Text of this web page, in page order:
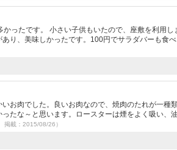
ったです。 小さい子供もいたので、座敷を利用し
り、美味しかったです。100円でサラダバーも食べ
お肉でした。良いお肉なので、焼肉のたれが一種
たな～と思います。ロースターは煙をよく吸い、
掲載：2015/08/26）